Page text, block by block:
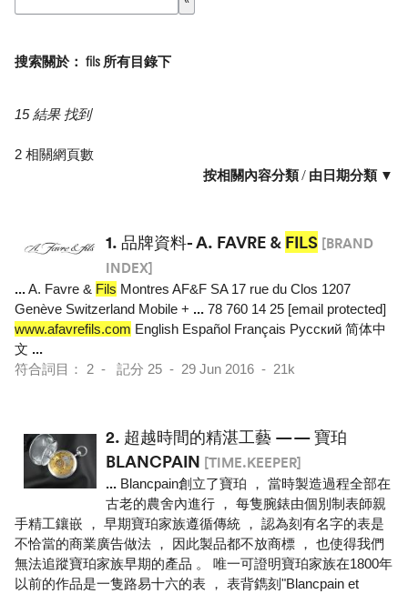
搜索關於： fils 所有目錄下
15 結果 找到
2 相關網頁數
按相關內容分類/ 由日期分類 ▼
1. 品牌資料- A. FAVRE & FILS [BRAND
INDEX]
...A. Favre & Fils Montres AF&F SA 17 rue du Clos 1207
Genève Switzerland Mobile + ... 78 760 14 25 [email protected]
www.afavrefils.com English Español Français Pусский 简体中
文 ...
符合詞目： 2 - 記分 25 - 29 Jun 2016 - 21k
2. 超越時間的精湛工藝 —— 寶珀
BLANCPAIN [TIME.KEEPER]
... Blancpain創立了寶珀 ， 當時製造過程全部在
古老的農舍內進行 ， 每隻腕錶由個別制表師親
手精工鑲嵌 ， 早期寶珀家族遵循傳統 ， 認為刻有名字的表是
不恰當的商業廣告做法 ， 因此製品都不放商標 ， 也使得我們
無法追蹤寶珀家族早期的產品 。 唯一可證明寶珀家族在1800年
以前的作品是一隻路易十六的表 ， 表背鐫刻"Blancpain et